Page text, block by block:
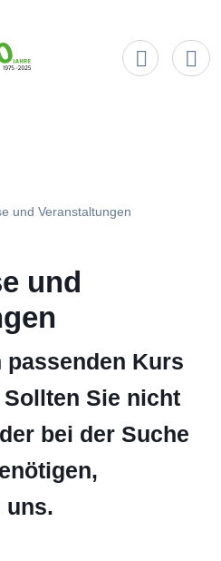
und Veranstaltungen
und
passenden Kurs
Sie nicht
bei der Suche
uns.